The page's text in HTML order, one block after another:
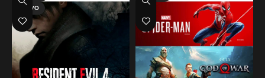
NUEVO